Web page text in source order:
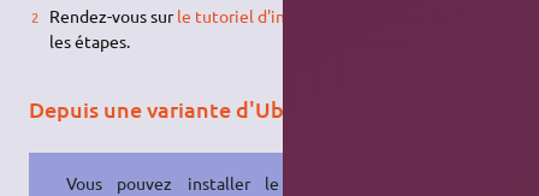
Rendez-vous surle tutoriel d'installation d'Ubuntu
les étapes.
Depuis une variante d'Ubuntu
Vous pouvez installer le bureau